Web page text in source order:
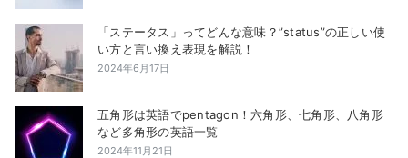
「ステータス」ってどんな意味？”status”の正しい使
い方と言い換え表現を解説！
2024年6月17日
五角形は英語でpentagon！六角形、七角形、八角形
など多角形の英語一覧
2024年11月21日